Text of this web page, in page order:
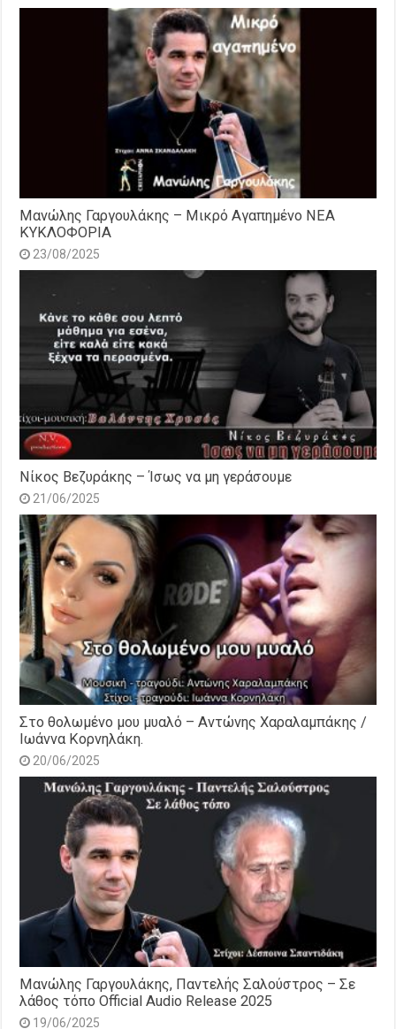
Μανώλης Γαργουλάκης – Μικρό Αγαπημένο NEΑ
ΚΥΚΛΟΦΟΡΙΑ
23/08/2025
Νίκος Βεζυράκης – Ίσως να μη γεράσουμε
21/06/2025
Στο θολωμένο μου μυαλό – Αντώνης Χαραλαμπάκης /
Ιωάννα Κορνηλάκη.
20/06/2025
Μανώλης Γαργουλάκης, Παντελής Σαλούστρος – Σε
λάθος τόπο Official Audio Release 2025
19/06/2025